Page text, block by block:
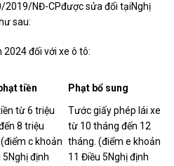
2019/NĐ-CPđược sửa đổi tạiNghị
sau:
đối với xe ô tô:
tiền
Phạt bổ sung
từ 6 triệu
8 triệu
c khoản
5Nghị định
Tước giấy phép lái xe
từ 10 tháng đến 12
tháng. (điểm e khoản
11 Điều 5Nghị định